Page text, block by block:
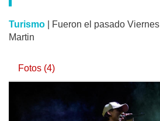
Turismo
Fueron el pasado
Martin
Fotos (4)